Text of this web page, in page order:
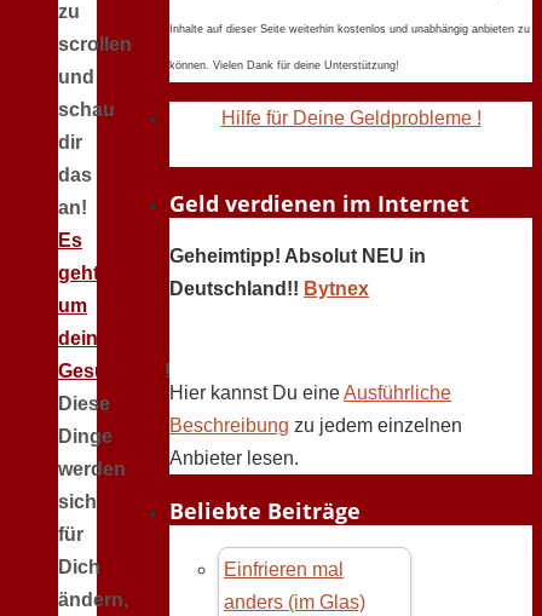
zu
scrollen
und
schau
dir
das
an!
Es
geht
um
deine
Gesundheit !
Diese
Dinge
werden
sich
für
Dich
ändern,
Inhalte auf dieser Seite weiterhin kostenlos und unabhängig anbieten zu
können. Vielen Dank für deine Unterstützung!
Hilfe für Deine Geldprobleme !
Geld verdienen im Internet
Geheimtipp! Absolut NEU in
Deutschland!! Bytnex
Hier kannst Du eineAusführliche
Beschreibung zu jedem einzelnen
Anbieter lesen.
Beliebte Beiträge
Einfrieren mal
anders (im Glas)